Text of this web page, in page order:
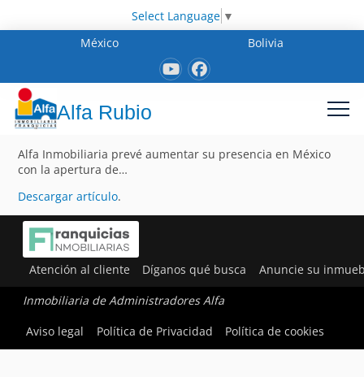
Select Language ▼
México
Bolivia
Alfa Rubio
Alfa Inmobiliaria prevé aumentar su presencia en México
con la apertura de…
Descargar artículo.
Atención al cliente Díganos qué busca Anuncie su
Inmobiliaria de Administradores Alfa
Aviso legal
Política de Privacidad Política de cookies